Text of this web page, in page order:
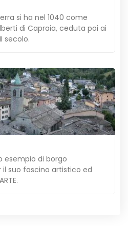
si ha nel 1040 come
di Capraia, ceduta poi ai
secolo.
esempio di borgo
suo fascino artistico ed